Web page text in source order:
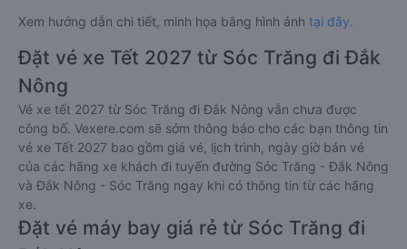
Xem hướng dẫn chi tiết, minh họa bằng hình ảnh tại đây.
Đặt vé xe Tết 2027 từ Sóc Trăng đi Đắk
Nông
Vé xe tết 2027 từ Sóc Trăng đi Đắk Nông vẫn chưa được
công bố. Vexere.com sẽ sớm thông báo cho các bạn thông tin
vé xe Tết 2027 bao gồm giá vé, lịch trình, ngày giờ bán vé
của các hãng xe khách đi tuyến đường Sóc Trăng - Đắk Nông
và Đắk Nông - Sóc Trăng ngay khi có thông tin từ các hãng
xe.
Đặt vé máy bay giá rẻ từ Sóc Trăng đi